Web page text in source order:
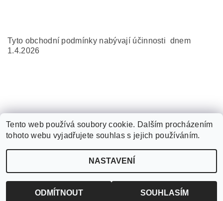
Tyto obchodní podmínky nabývají účinnosti dnem
1.4.2026
WANTED SPORT PARDUBICE , všechna práva vyhrazena
cookies
Tento web používá soubory cookie. Dalším procházením
tohoto webu vyjadřujete souhlas s jejich používáním.
NASTAVENÍ
ODMÍTNOUT SOUHLASÍM